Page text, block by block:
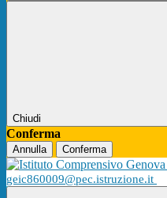
Chiudi
Conferma
Annulla Conferma
geic860009@pec.istruzione.it